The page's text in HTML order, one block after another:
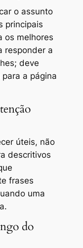
o assunto
principais
os melhores
responder a
deve
a página
úteis, não
descritivos
frases
uma
do